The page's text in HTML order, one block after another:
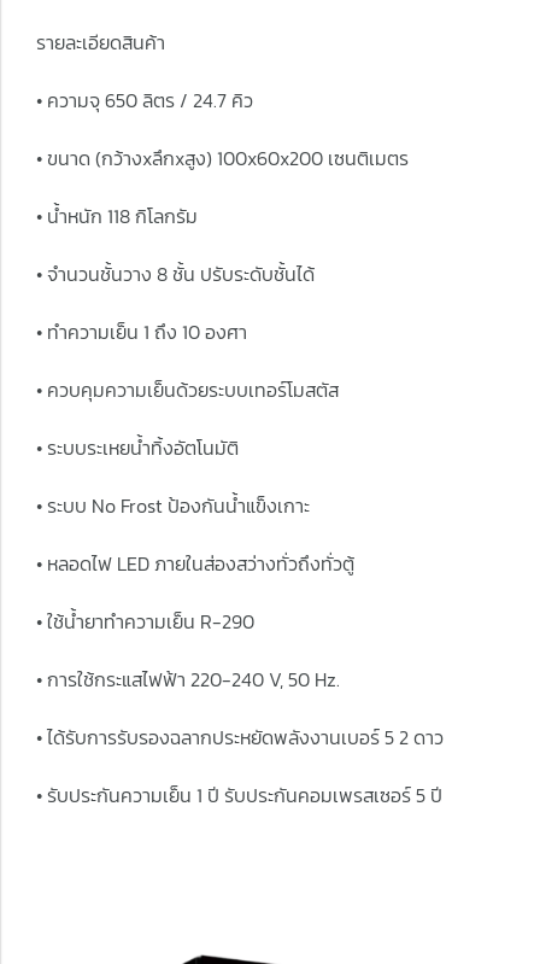
รายละเอียดสินค้า
• ความจุ 650 ลิตร / 24.7 คิว
• ขนาด (กว้างxลึกxสูง) 100x60x200 เซนติเมตร
• น้ำหนัก 118 กิโลกรัม
• จำนวนชั้นวาง 8 ชั้น ปรับระดับชั้นได้
• ทำความเย็น 1 ถึง 10 องศา
• ควบคุมความเย็นด้วยระบบเทอร์โมสตัส
• ระบบระเหยน้ำทิ้งอัตโนมัติ
• ระบบ No Frost ป้องกันน้ำแข็งเกาะ
• หลอดไฟ LED ภายในส่องสว่างทั่วถึงทั่วตู้
• ใช้น้ำยาทำความเย็น R-290
• การใช้กระแสไฟฟ้า 220-240 V, 50 Hz.
• ได้รับการรับรองฉลากประหยัดพลังงานเบอร์ 5 2 ดาว
• รับประกันความเย็น 1 ปี รับประกันคอมเพรสเซอร์ 5 ปี